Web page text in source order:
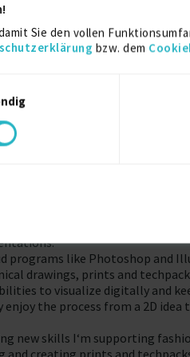
Sie den vollen
bzw. dem
/ Philosophy
of the University of the
of the design process.
programs like Photoshop and
drawings, prints and
to visualize digitally and
enjoy the process from a 2D idea
new skills I‘m supporting
and creating prints and